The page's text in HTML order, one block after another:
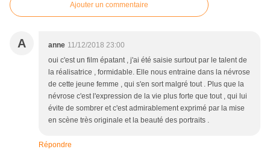
Ajouter un commentaire
A anne 11/12/2018 23:00
oui c'est un film épatant , j'ai été saisie surtout par le talent de
la réalisatrice , formidable. Elle nous entraine dans la névrose
de cette jeune femme , qui s'en sort malgré tout . Plus que la
névrose c'est l'expression de la vie plus forte que tout , qui lui
évite de sombrer et c'est admirablement exprimé par la mise
en scène très originale et la beauté des portraits .
Répondre